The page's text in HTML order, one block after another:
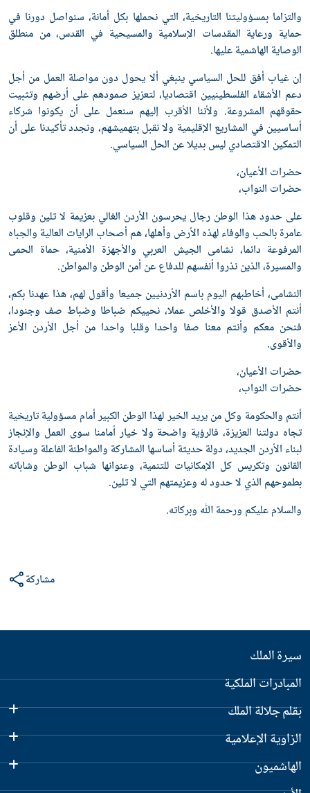
بمسؤوليتنا التاريخية، التي نحملها بكل أمانة، سنواصل دورنا في
ورعاية المقدسات الإسلامية والمسيحية في القدس، من منطلق
الهاشمية عليها.
غياب أفق للحل السياسي ينبغي ألا يحول دون مواصلة العمل من أجل
الأشقاء الفلسطينيين اقتصاديا، لتعزيز صمودهم على أرضهم وتثبيت
المشروعة. ولأننا الأقرب إليهم سنعمل على أن يكونوا شركاء
في المشاريع الإقليمية ولا نقبل بتهميشهم، ونجدد تأكيدنا على أن
الاقتصادي ليس بديلا عن الحل السياسي.
الأعيان،
النواب،
حدود هذا الوطن رجال يحرسون الأردن الغالي بعزيمة لا تلين وقلوب
بالحب والوفاء لهذه الأرض وأهلها، هم أصحاب الرايات العالية والجباه
دائما، نشامى الجيش العربي والأجهزة الأمنية، حماة الحمى
الذين نذروا أنفسهم للدفاع عن أمن الوطن والمواطن.
أخاطبهم اليوم باسم الأردنيين جميعا وأقول لهم، هذا عهدنا بكم،
الأصدق قولا والأخلص عملا، نحييكم ضباطا وضباط صف وجنودا،
معكم وأنتم معنا صفا واحدا وقلبا واحدا من أجل الأردن الأعز
الأعيان،
النواب،
والحكومة وكل من يريد الخير لهذا الوطن الكبير أمام مسؤولية تاريخية
دولتنا العزيزة، فالرؤية واضحة ولا خيار أمامنا سوى العمل والإنجاز
الأردن الجديد، دولة حديثة أساسها المشاركة والمواطنة الفاعلة وسيادة
وتكريس كل الإمكانيات للتنمية، وعنوانها شباب الوطن وشاباته
الذي لا حدود له وعزيمتهم التي لا تلين.
عليكم ورحمة ﷲ وبركاته.
مشاركة
الملك
الملكية
جلالة الملك
الإعلامية